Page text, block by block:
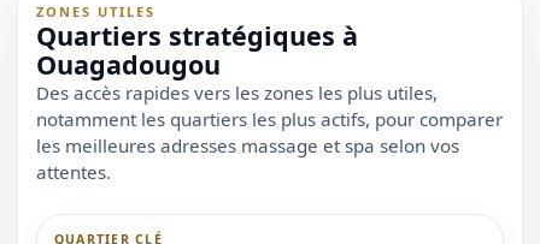
ZONES UTILES
Quartiers stratégiques à
Ouagadougou
Des accès rapides vers les zones les plus utiles,
notamment les quartiers les plus actifs, pour comparer
les meilleures adresses massage et spa selon vos
attentes.
QUARTIER CLÉ